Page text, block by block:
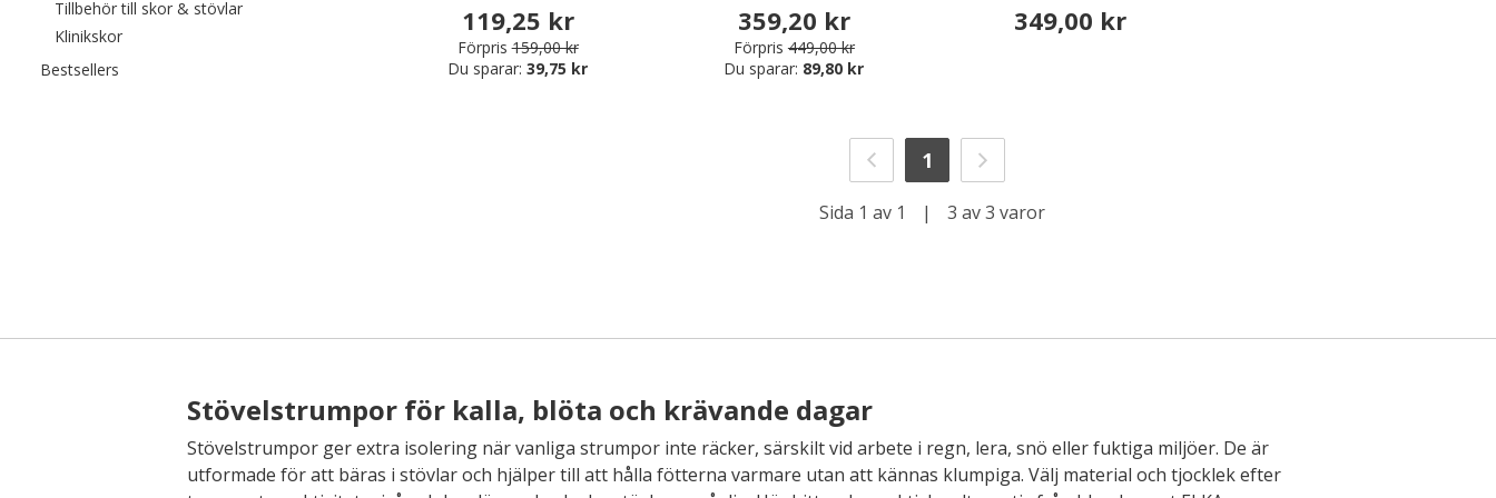
Tillbehör till skor & stövlarFiltrera efter category: Tillbehör till skor & stövlar
KlinikskorFiltrera efter category: Klinikskor
Bestsellers
119,25 kr
Förpris 159,00 kr
Du sparar:39,75 kr
359,20 kr
Förpris 449,00 kr
Du sparar: 89,80 kr
349,00 kr
1
Sida 1 av 1 | 3 av 3 varor
Stövelstrumpor för kalla, blöta och krävande dagar
Stövelstrumpor ger extra isolering när vanliga strumpor inte räcker, särskilt vid arbete i regn, lera, snö eller fuktiga miljöer. De är
utformade för att bäras i stövlar och hjälper till att hålla fötterna varmare utan att kännas klumpiga. Välj material och tjocklek efter